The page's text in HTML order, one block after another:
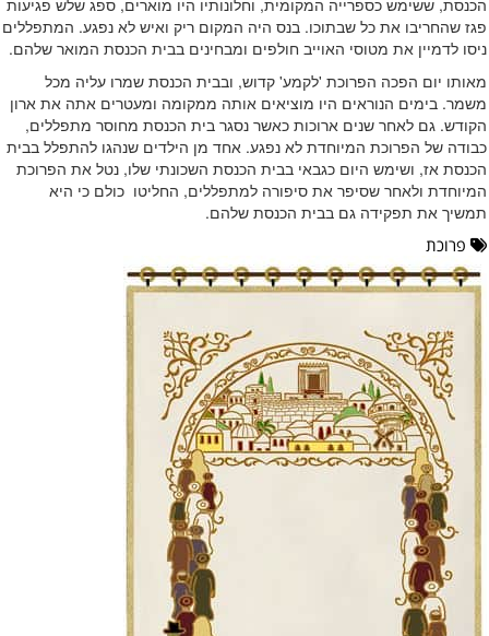
הכנסת, ששימש כספרייה המקומית, וחלונותיו היו מוארים, ספג שלש פגיעות
פגז שהחריבו את כל שבתוכו. בנס היה המקום ריק ואיש לא נפגע. המתפללים
ניסו לדמיין את מטוסי האוייב חולפים ומבחינים בבית הכנסת המואר שלהם.
מאותו יום הפכה הפרוכת 'לקמע' קדוש, ובבית הכנסת שמרו עליה מכל
משמר. בימים הנוראים היו מוציאים אותה ממקומה ומעטרים אתה את ארון
הקודש. גם לאחר שנים ארוכות כאשר נסגר בית הכנסת מחוסר מתפללים,
כבודה של הפרוכת המיוחדת לא נפגע. אחד מן הילדים שנהגו להתפלל בבית
הכנסת אז, ושימש היום כגבאי בבית הכנסת השכונתי שלו, נטל את הפרוכת
המיוחדת ולאחר שסיפר את סיפורה למתפללים, החליטו כולם כי היא
תמשיך את תפקידה גם בבית הכנסת שלהם.
פרוכת